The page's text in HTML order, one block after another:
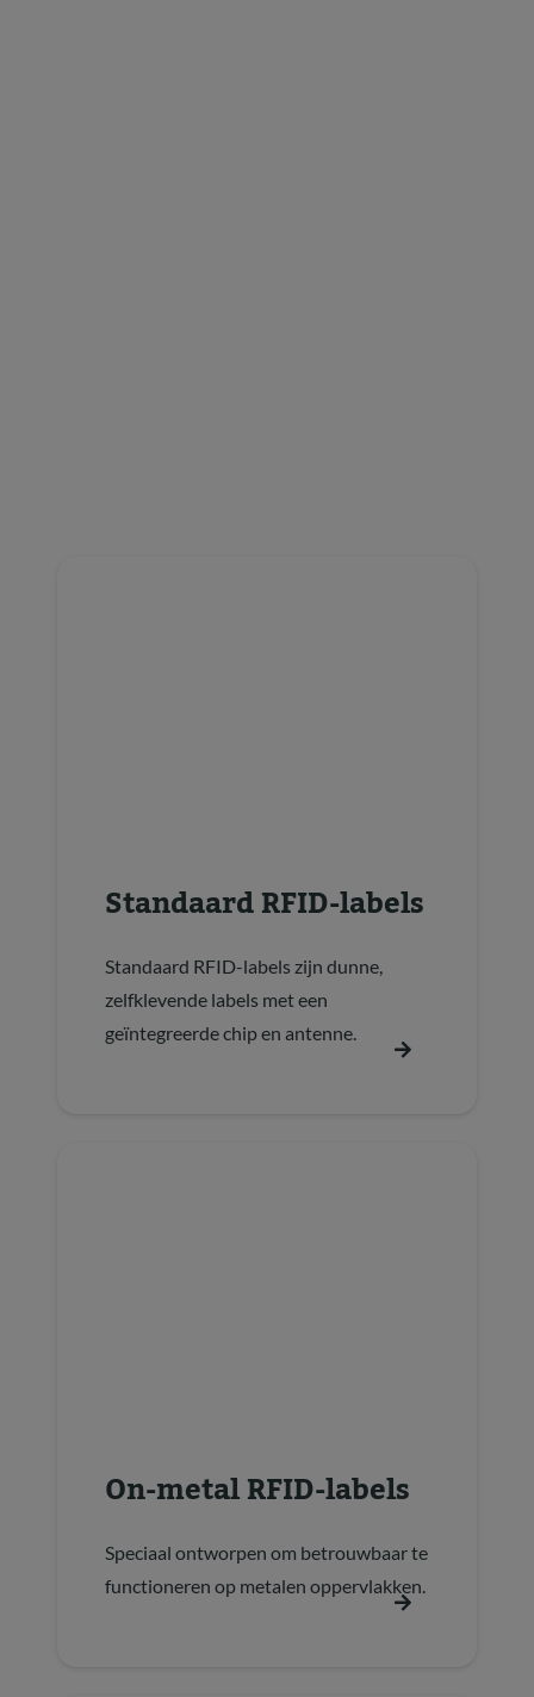
Standaard RFID-labels
Standaard RFID-labels zijn dunne,
zelfklevende labels met een
geïntegreerde chip en antenne.
On-metal RFID-labels
Speciaal ontworpen om betrouwbaar te
functioneren op metalen oppervlakken.